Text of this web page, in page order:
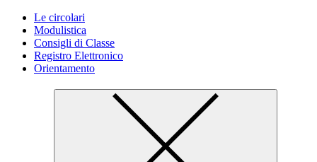
Le circolari
Modulistica
Consigli di Classe
Registro Elettronico
Orientamento